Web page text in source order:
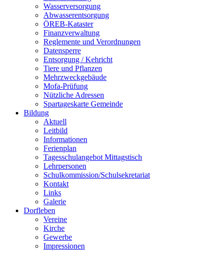
Wasserversorgung
Abwasserentsorgung
ÖREB-Kataster
Finanzverwaltung
Reglemente und Verordnungen
Datensperre
Entsorgung / Kehricht
Tiere und Pflanzen
Mehrzweckgebäude
Mofa-Prüfung
Nützliche Adressen
Spartageskarte Gemeinde
Bildung
Aktuell
Leitbild
Informationen
Ferienplan
Tagesschulangebot Mittagstisch
Lehrpersonen
Schulkommission/Schulsekretariat
Kontakt
Links
Galerie
Dorfleben
Vereine
Kirche
Gewerbe
Impressionen